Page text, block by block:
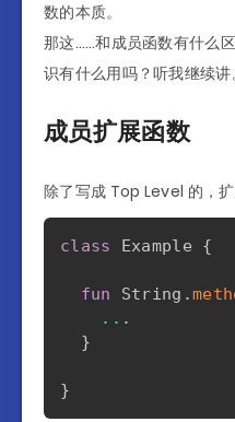
数的本质。
那这……和成员函数有什么
识有什么用吗？听我继续讲
成员扩展函数
除了写成 Top Level 的，
class Example {
fun String .
.. .
}
}